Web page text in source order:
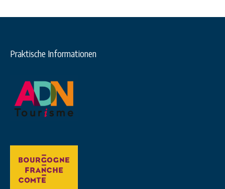
Praktische Informationen